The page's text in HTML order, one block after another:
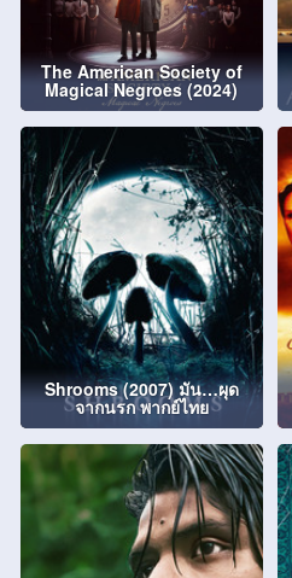
The American Society of
Magical Negroes (2024)
Shrooms (2007) มัน…ผุด
จากนรก พากย์ไทย